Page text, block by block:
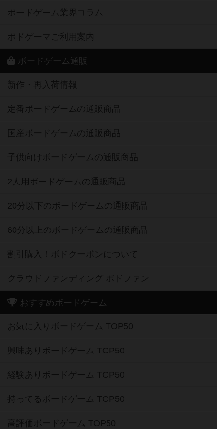
ボードゲーム業界コラム
ボドゲーマご利用案内
ボードゲーム通販
新作・再入荷情報
定番ボードゲームの通販商品
国産ボードゲームの通販商品
子供向けボードゲームの通販商品
2人用ボードゲームの通販商品
20分以下のボードゲームの通販商品
60分以上のボードゲームの通販商品
割引購入！ボドクーポンについて
クラウドファンディング ボドファン
おすすめボードゲーム
お気に入りボードゲーム TOP50
興味ありボードゲーム TOP50
経験ありボードゲーム TOP50
持ってるボードゲーム TOP50
高評価ボードゲーム TOP50